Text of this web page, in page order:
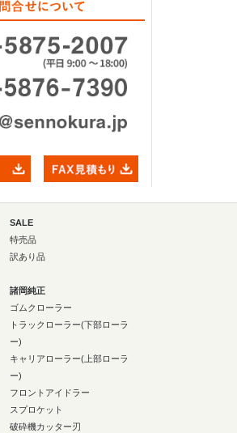
SALE
特売品
訳あり品
諸岡純正
ゴムクローラー
トラックローラー(下部ローラ
ー)
キャリアローラー(上部ローラ
ー)
フロントアイドラー
スプロケット
破砕機カッター刃